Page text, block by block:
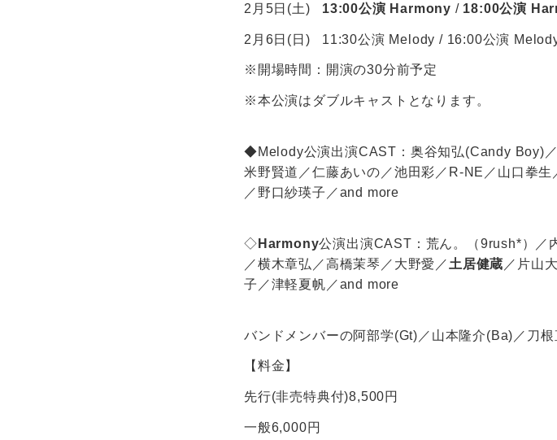
2月5日(土) 13:00公演 Harmony / 18:00公演
2月6日(日) 11:30公演 Melody / 16:00公演
※開場時間：開演の30分前予定
※本公演はダブルキャストとなります。
◆Melody公演出演CAST：奥谷知弘(Candy Boy)
米野賢道／仁藤あいの／池田彩／R-NE／山口拳
／野口紗瑛子／and more
◇ Harmony公演出演CAST：荒ん。（9rush*）／
／横木章弘／高橋茉琴／大野愛／ 土居健蔵 ／片山
子／津軽夏帆／and more
バンドメンバーの阿部学(Gt)／山本隆介(Ba)／刀
【料金】
先行(非売特典付)8,500円
一般6,000円